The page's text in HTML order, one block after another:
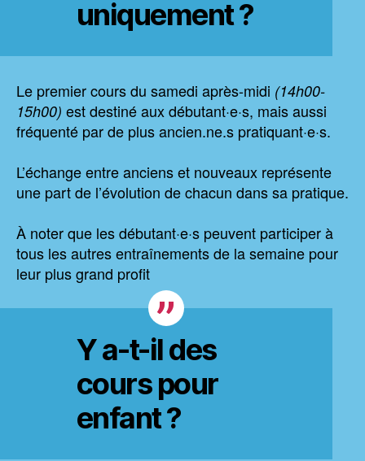
uniquement ?
Le premier cours du samedi après-midi (14h00-
15h00) est destiné aux débutant·e·s, mais aussi
fréquenté par de plus ancien.ne.s pratiquant·e·s.
L’échange entre anciens et nouveaux représente
une part de l’évolution de chacun dans sa pratique.
À noter que les débutant·e·s peuvent participer à
tous les autres entraînements de la semaine pour
leur plus grand profit
Y a-t-il des
cours pour
enfant ?